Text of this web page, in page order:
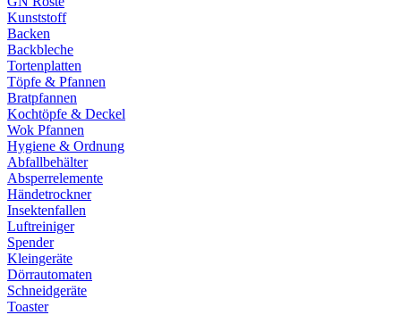
Kunststoff
Backen
Backbleche
Tortenplatten
Töpfe & Pfannen
Bratpfannen
Kochtöpfe & Deckel
Wok Pfannen
Hygiene & Ordnung
Abfallbehälter
Absperrelemente
Händetrockner
Insektenfallen
Luftreiniger
Spender
Kleingeräte
Dörrautomaten
Schneidgeräte
Toaster